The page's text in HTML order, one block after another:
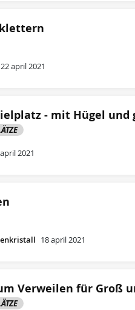
22 april 2021
- mit Hügel und
2021
18 april 2021
Verweilen für Groß